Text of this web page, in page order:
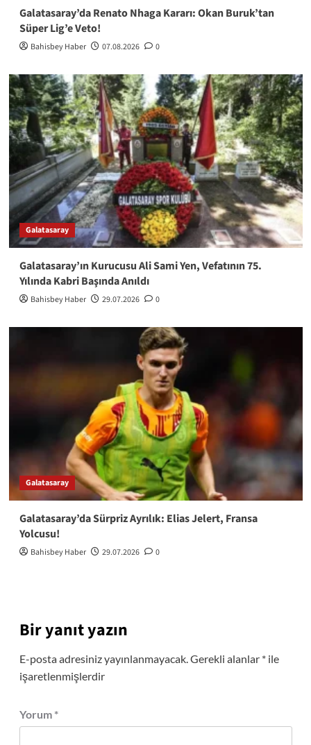
Galatasaray’da Renato Nhaga Kararı: Okan Buruk’tan
Süper Lig’e Veto!
Bahisbey Haber 07.08.2026 0
Galatasaray
Galatasaray’ın Kurucusu Ali Sami Yen, Vefatının 75.
Yılında Kabri Başında Anıldı
Bahisbey Haber 29.07.2026 0
Galatasaray
Galatasaray’da Sürpriz Ayrılık: Elias Jelert, Fransa
Yolcusu!
Bahisbey Haber 29.07.2026 0
Bir yanıt yazın
E-posta adresiniz yayınlanmayacak.Gerekli alanlar *ile
işaretlenmişlerdir
Yorum *